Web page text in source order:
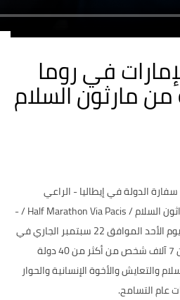
في روما
من مارثون السلام
الدولة في إيطاليا - الراعي
الرسمي للنسخة الثالثة من ماراثون السلام / Half Marathon Via Pacis / -
في فعاليات السباق الذي أقيم يوم الأحد الموافق 22 سبتمبر الجاري في
العاصمة روما بمشاركة أكثر من 7 آلاف شخص من أكثر من 40 دولة
والتعايش والأخوة الإنسانية والحوار
عام التسامح.